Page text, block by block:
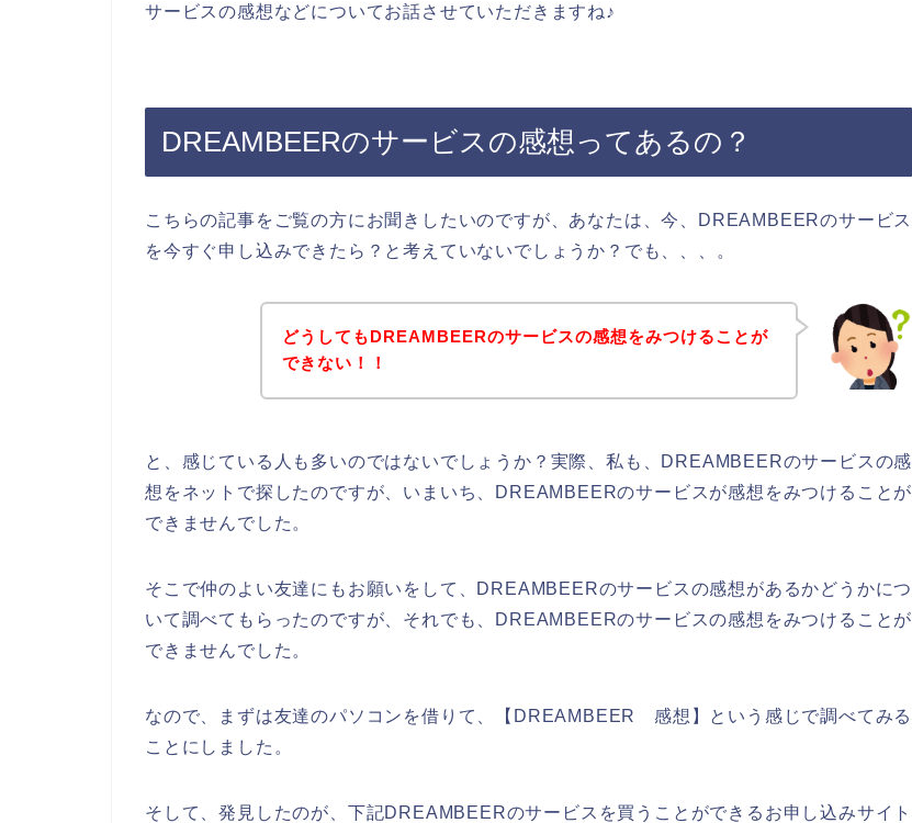
サービスの感想などについてお話させていただきますね♪
DREAMBEERのサービスの感想ってあるの？
こちらの記事をご覧の方にお聞きしたいのですが、あなたは、今、DREAMBEERのサービス
を今すぐ申し込みできたら？と考えていないでしょうか？でも、、、。
どうしてもDREAMBEERのサービスの感想をみつけることが
できない！！
と、感じている人も多いのではないでしょうか？実際、私も、DREAMBEERのサービスの感
想をネットで探したのですが、いまいち、DREAMBEERのサービスが感想をみつけることが
できませんでした。
そこで仲のよい友達にもお願いをして、DREAMBEERのサービスの感想があるかどうかにつ
いて調べてもらったのですが、それでも、DREAMBEERのサービスの感想をみつけることが
できませんでした。
なので、まずは友達のパソコンを借りて、【DREAMBEER 感想】という感じで調べてみる
ことにしました。
そして、発見したのが、下記DREAMBEERのサービスを買うことができるお申し込みサイト